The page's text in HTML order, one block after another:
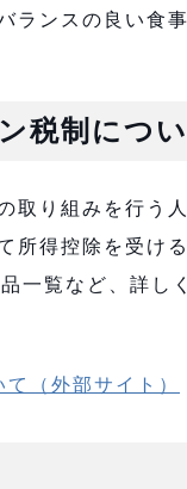
ランスの良い食
税制につ
取り組みを行う
所得控除を受け
一覧など、詳し
（外部サイト）